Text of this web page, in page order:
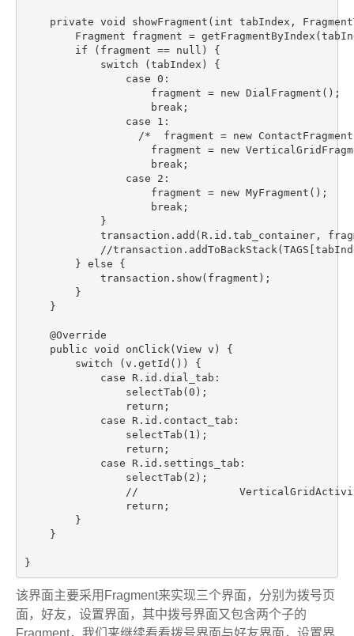
private void showFragment(int tabIndex,
Fragment fragment =
if (fragment == null) {
switch (tabIndex) {
case 0:
fragment = new DialFragment();
break;
case 1:
/*  fragment = new
fragment = new
break;
case 2:
fragment = new MyFragment();
break;
}
transaction.add(R.id.tab_container,
//
} else {
transaction.show(fragment);
}
}
@Override
public void onClick(View v) {
switch (v.getId()) {
case R.id.dial_tab:
selectTab(0);
return;
case R.id.contact_tab:
selectTab(1);
return;
case R.id.settings_tab:
selectTab(2);
//
return;
}
}
}
该界面主要采用Fragment来实现三个界面，分别为拨号页
面，好友，设置界面，其中拨号界面又包含两个子的
Fragment，我们来继续看看拨号界面与好友界面，设置界